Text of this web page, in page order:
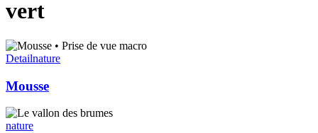
vert
Mousse
Detailnature
Mousse
Le
vallon
nature